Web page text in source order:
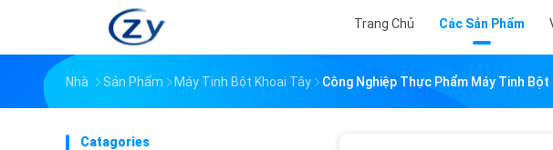
Trang Chủ Các Sản Phẩm
Nhà Sản Phẩm Máy Tinh Bột Khoai Tây Công Nghiệp Thực Phẩm Máy Tinh
Catagories